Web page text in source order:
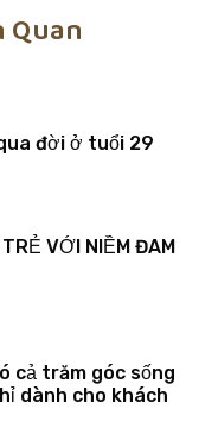
Quan
qua đời ở tuổi 29
VỚI NIỀM ĐAM
cả trăm góc sống
dành cho khách